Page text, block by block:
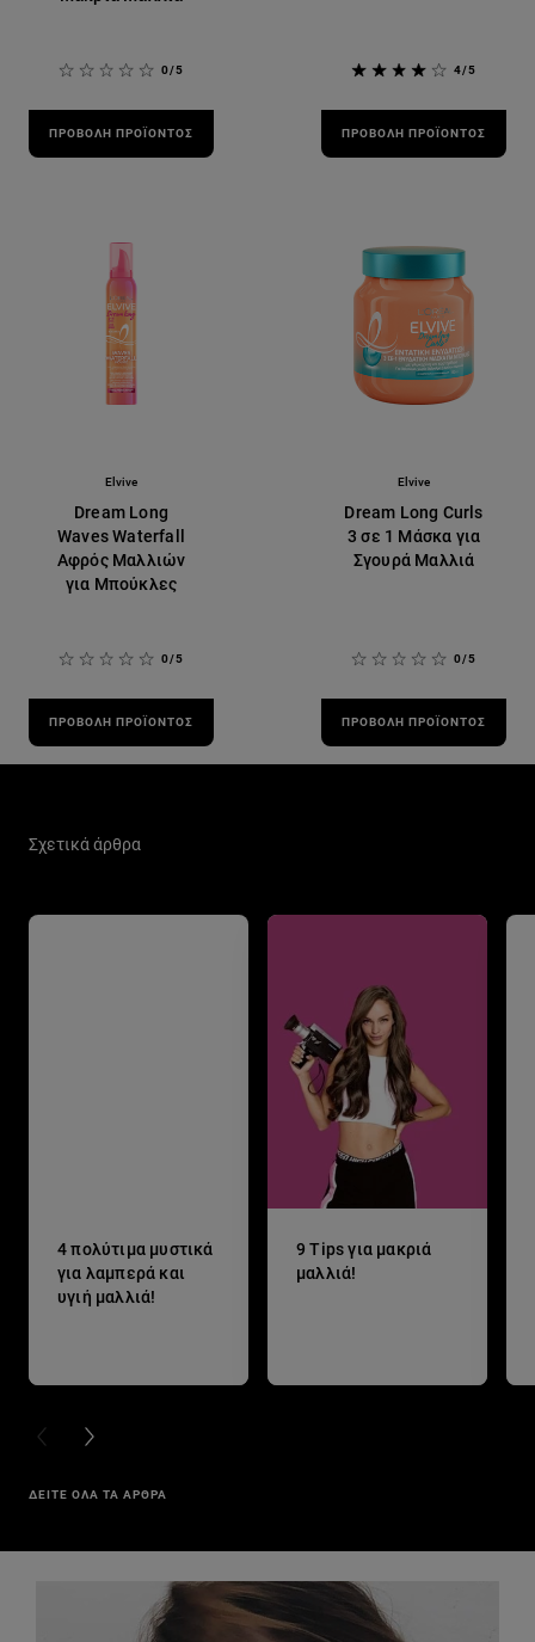
0/5
ΠΡΟΒΟΛΉ ΠΡΟΪΌΝΤΟΣ
4/5
ΠΡΟΒΟΛΉ ΠΡΟΪΌΝΤΟΣ
Elvive
Dream Long
Waves Waterfall
Αφρός Μαλλιών
για Μπούκλες
0/5
ΠΡΟΒΟΛΉ ΠΡΟΪΌΝΤΟΣ
Elvive
Dream Long Curls
3 σε 1 Μάσκα για
Σγουρά Μαλλιά
0/5
ΠΡΟΒΟΛΉ ΠΡΟΪΌΝΤΟΣ
Σχετικά άρθρα
4 πολύτιμα μυστικά
για λαμπερά και
υγιή μαλλιά!
9 Tips για μακριά
μαλλιά!
PREVIOUS CARD
NEXT CARD
ΔΕΙΤΕ ΟΛΑ ΤΑ ΑΡΘΡΑ